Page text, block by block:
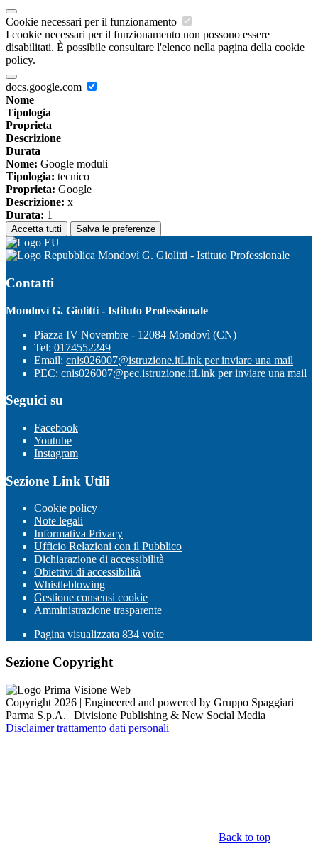
Cookie necessari per il funzionamento
I cookie necessari per il funzionamento non possono essere
disabilitati. È possibile consultare l'elenco nella pagina della cookie
policy.
docs.google.com
Nome
Tipologia
Proprieta
Descrizione
Durata
Nome: Google moduli
Tipologia: tecnico
Proprieta: Google
Descrizione: x
Durata: 1
Accetta tutti Salva le preferenze
Mondovì G. Giolitti - Istituto Professionale
Contatti
Mondovì G. Giolitti - Istituto Professionale
Piazza IV Novembre - 12084 Mondovì (CN)
Tel: 0174552249
Email: cnis026007@istruzione.itLink per inviare una mail
PEC: cnis026007@pec.istruzione.itLink per inviare una mail
Seguici su
Facebook
Youtube
Instagram
Sezione Link Utili
Cookie policy
Note legali
Informativa Privacy
Ufficio Relazioni con il Pubblico
Dichiarazione di accessibilità
Obiettivi di accessibilità
Whistleblowing
Gestione consensi cookie
Amministrazione trasparente
Pagina visualizzata 834 volte
Sezione Copyright
Copyright 2026 | Engineered and powered by Gruppo Spaggiari
Parma S.p.A. | Divisione Publishing & New Social Media
Disclaimer trattamento dati personali
Back to top